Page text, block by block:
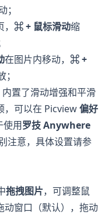
⌘ + 鼠标滑动缩
在图片内移动， ⌘ +
；
置了滑动增强和平滑
，可以在 Picview偏好
使用罗技 Anywhere
注意，具体设置请参
拖拽图片，可调整鼠
动窗口（默认），拖动